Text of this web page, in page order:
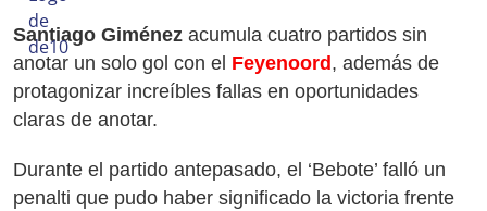
Santiago Giménez acumula cuatro partidos sin
anotar un solo gol con el Feyenoord , además de
protagonizar increíbles fallas en oportunidades
claras de anotar.
Durante el partido antepasado, el ‘Bebote’ falló un
penalti que pudo haber significado la victoria frente